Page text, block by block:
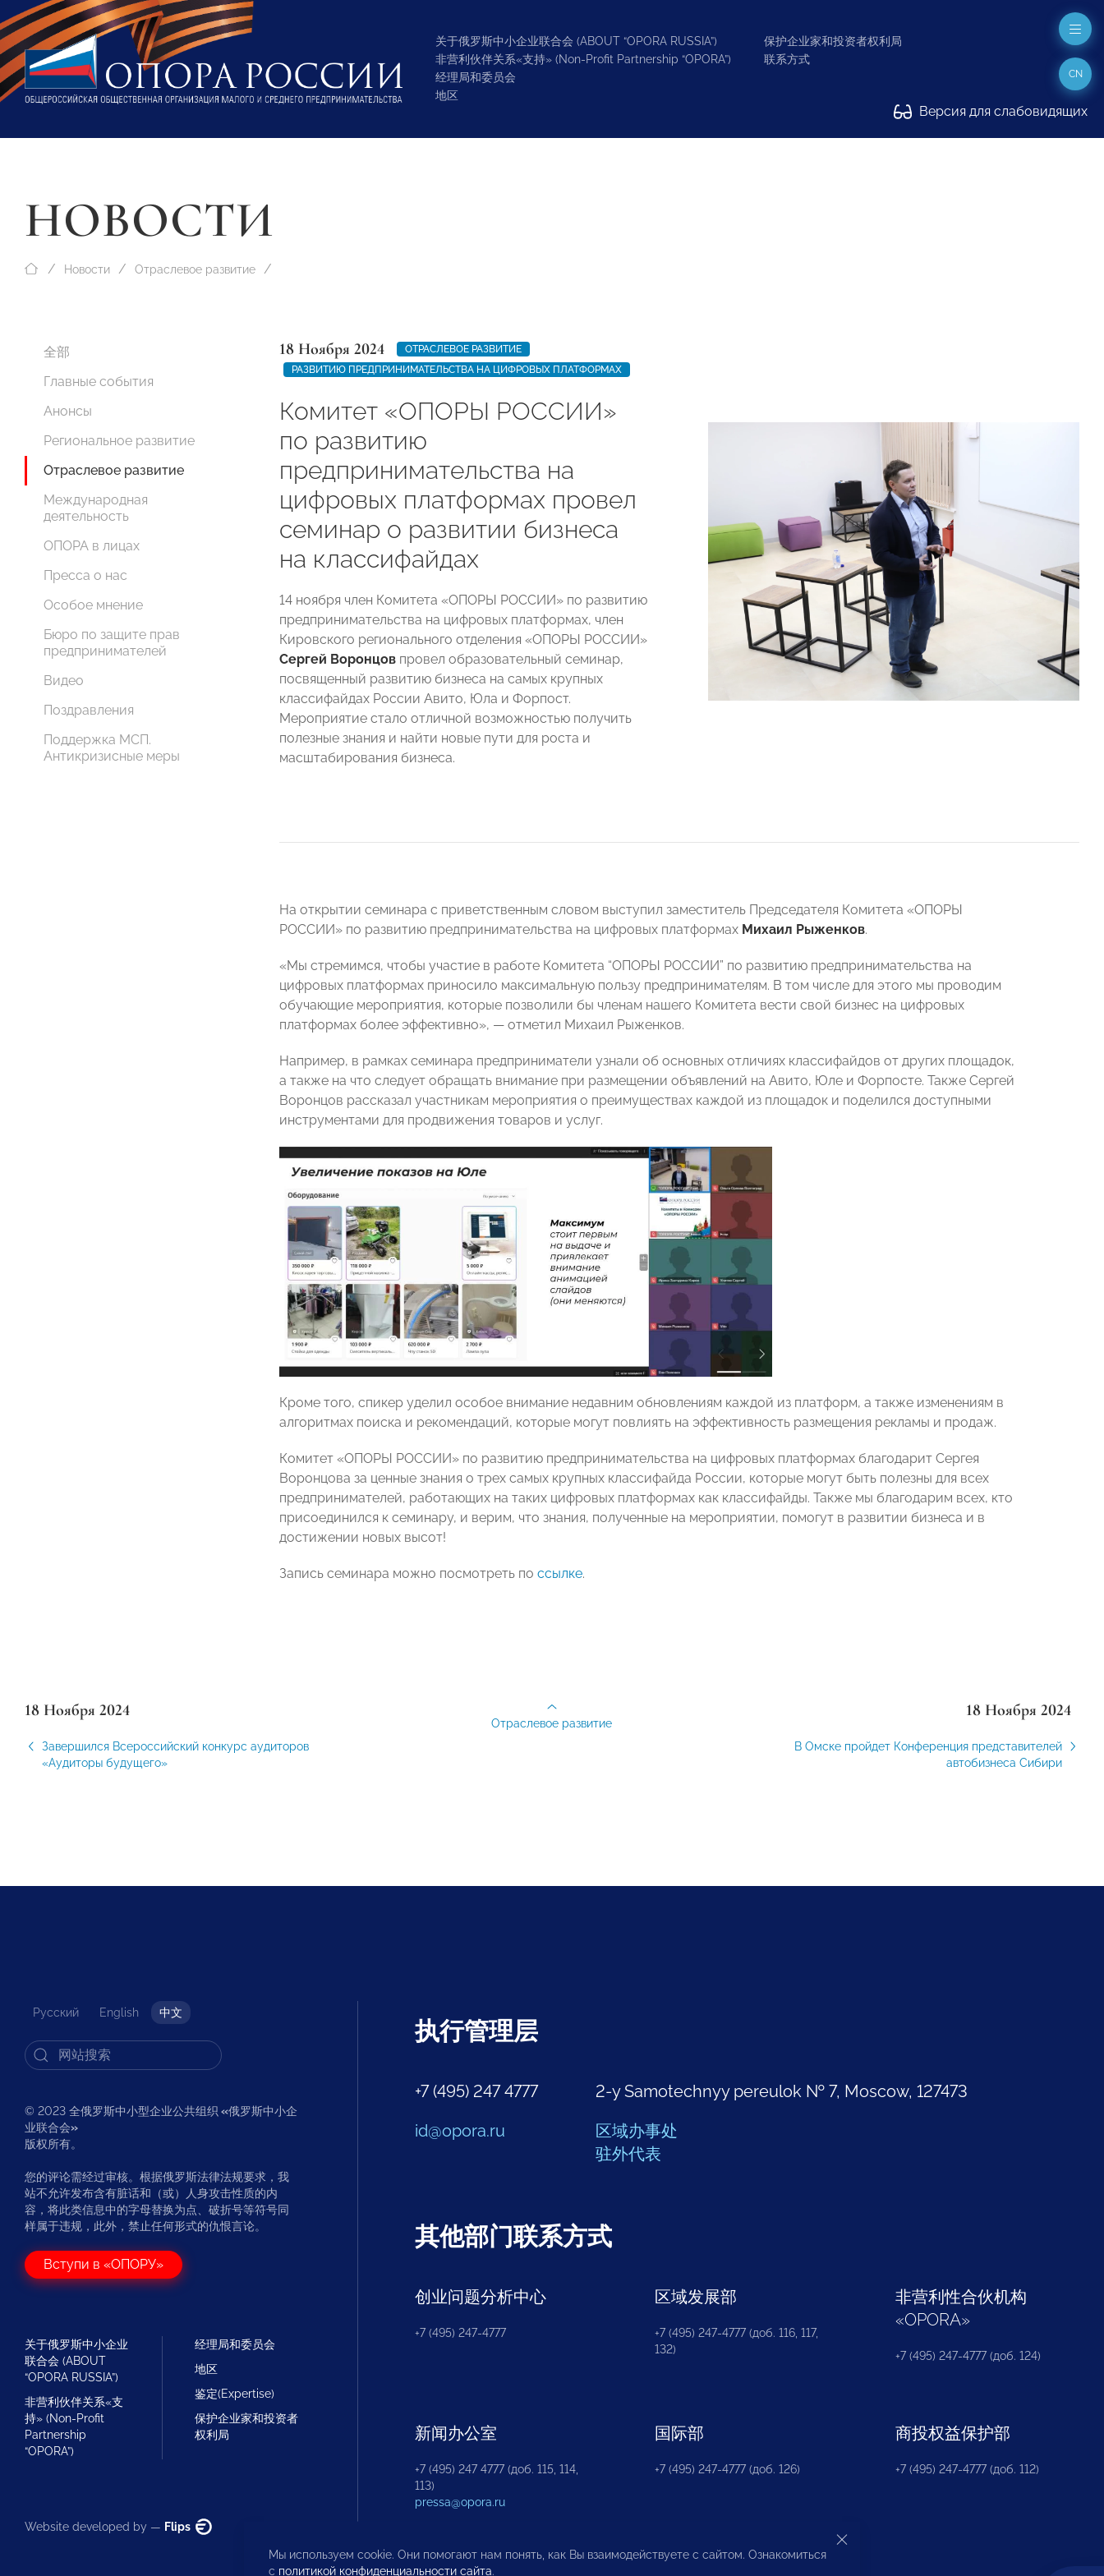
关于俄罗斯中小企业联合会 (ABOUT “OPORA RUSSIA”)
非营利伙伴关系«支持» (Non-Profit Partnership “OPORA”)
经理局和委员会
地区
保护企业家和投资者权利局
联系方式
Версия для слабовидящих
CN
НОВОСТИ
Новости Отраслевое развитие
全部
Главные события
Анонсы
Региональное развитие
Отраслевое развитие
Международная
деятельность
ОПОРА в лицах
Пресса о нас
Особое мнение
Бюро по защите прав
предпринимателей
Видео
Поздравления
Поддержка МСП.
Антикризисные меры
18 Ноября 2024
ОТРАСЛЕВОЕ РАЗВИТИЕ
РАЗВИТИЮ ПРЕДПРИНИМАТЕЛЬСТВА НА ЦИФРОВЫХ ПЛАТФОРМАХ
Комитет «ОПОРЫ РОССИИ»
по развитию
предпринимательства на
цифровых платформах провел
семинар о развитии бизнеса
на классифайдах
14 ноября член Комитета «ОПОРЫ РОССИИ» по развитию
предпринимательства на цифровых платформах, член
Кировского регионального отделения «ОПОРЫ РОССИИ»
Сергей Воронцов провел образовательный семинар,
посвященный развитию бизнеса на самых крупных
классифайдах России Авито, Юла и Форпост.
Мероприятие стало отличной возможностью получить
полезные знания и найти новые пути для роста и
масштабирования бизнеса.
На открытии семинара с приветственным словом выступил заместитель Председателя Комитета «ОПОРЫ
РОССИИ» по развитию предпринимательства на цифровых платформах Михаил Рыженков.
«Мы стремимся, чтобы участие в работе Комитета “ОПОРЫ РОССИИ” по развитию предпринимательства на
цифровых платформах приносило максимальную пользу предпринимателям. В том числе для этого мы проводим
обучающие мероприятия, которые позволили бы членам нашего Комитета вести свой бизнес на цифровых
платформах более эффективно», — отметил Михаил Рыженков.
Например, в рамках семинара предприниматели узнали об основных отличиях классифайдов от других площадок,
а также на что следует обращать внимание при размещении объявлений на Авито, Юле и Форпосте. Также Сергей
Воронцов рассказал участникам мероприятия о преимуществах каждой из площадок и поделился доступными
инструментами для продвижения товаров и услуг.
Кроме того, спикер уделил особое внимание недавним обновлениям каждой из платформ, а также изменениям в
алгоритмах поиска и рекомендаций, которые могут повлиять на эффективность размещения рекламы и продаж.
Комитет «ОПОРЫ РОССИИ» по развитию предпринимательства на цифровых платформах благодарит Сергея
Воронцова за ценные знания о трех самых крупных классифайда России, которые могут быть полезны для всех
предпринимателей, работающих на таких цифровых платформах как классифайды. Также мы благодарим всех, кто
присоединился к семинару, и верим, что знания, полученные на мероприятии, помогут в развитии бизнеса и в
достижении новых высот!
Запись семинара можно посмотреть по ссылке.
18 Ноября 2024
Завершился Всероссийский конкурс аудиторов
«Аудиторы будущего»
18 Ноября 2024
В Омске пройдет Конференция представителей
автобизнеса Сибири
Отраслевое развитие
Русский English 中文
© 2023 全俄罗斯中小型企业公共组织 «俄罗斯中小企
业联合会»
版权所有。
您的评论需经过审核。根据俄罗斯法律法规要求，我
站不允许发布含有脏话和（或）人身攻击性质的内
容，将此类信息中的字母替换为点、破折号等符号同
样属于违规，此外，禁止任何形式的仇恨言论。
Вступи в «ОПОРУ»
关于俄罗斯中小企业
联合会 (ABOUT
“OPORA RUSSIA”)
非营利伙伴关系«支
持» (Non-Profit
Partnership
“OPORA”)
经理局和委员会
地区
鉴定(Expertise)
保护企业家和投资者
权利局
Website developed by — Flips
执行管理层
+7 (495) 247 4777
id@opora.ru
2-y Samotechnyy pereulok № 7, Moscow, 127473
区域办事处
驻外代表
其他部门联系方式
创业问题分析中心
+7 (495) 247-4777
区域发展部
+7 (495) 247-4777 (доб. 116, 117,
132)
非营利性合伙机构
«OPORA»
+7 (495) 247-4777 (доб. 124)
新闻办公室
+7 (495) 247 4777 (доб. 115, 114,
113)
pressa@opora.ru
国际部
+7 (495) 247-4777 (доб. 126)
商投权益保护部
+7 (495) 247-4777 (доб. 112)
Мы используем cookie. Они помогают нам понять, как Вы взаимодействуете с сайтом. Ознакомиться
с политикой конфиденциальности сайта.